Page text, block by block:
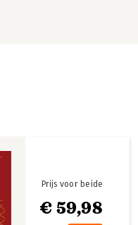
€ 59,98
Prijs voor beide